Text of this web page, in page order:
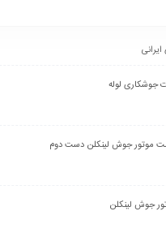
جوشکاری لوله
موتور جوش لینکلن دست دوم
جوش لینکلن